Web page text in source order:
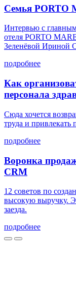
Семья PORTO
Интервью с
отеля PORTO
Зеленёвой Ириной
подробнее
Как
персонала
Сюда хочется
труда и привлекать
подробнее
Воронка
CRM
12 советов по
высокую выручку.
заезда.
подробнее